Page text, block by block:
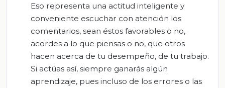
Eso representa una actitud inteligente y
conveniente escuchar con atención los
comentarios, sean éstos favorables o no,
acordes a lo que piensas o no, que otros
hacen acerca de tu desempeño, de tu trabajo.
Si actúas así, siempre ganarás algún
aprendizaje, pues incluso de los errores o las